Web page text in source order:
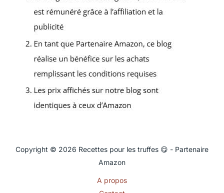
Copyright © 2026 Recettes pour les truffes 😋 - Partenaire
Amazon
A propos